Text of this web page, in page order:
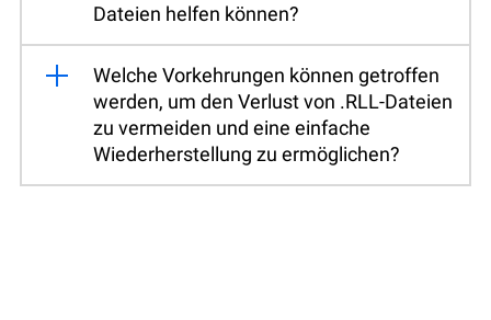
Dateien helfen können?
Welche Vorkehrungen können getroffen
werden, um den Verlust von .RLL-Dateien
zu vermeiden und eine einfache
Wiederherstellung zu ermöglichen?